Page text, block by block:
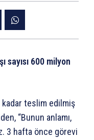
sayısı 600 milyon
kadar teslim edilmiş
“Bunun anlamı,
3 hafta önce görevi